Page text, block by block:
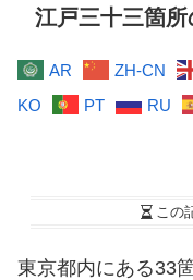
江戸三十三箇所
AR ZH-CN
KO
PT RU
この
東京都内にある33